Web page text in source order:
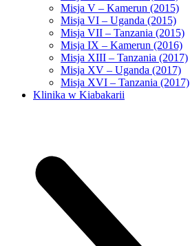
Misja V – Kamerun (2015)
Misja VI – Uganda (2015)
Misja VII – Tanzania (2015)
Misja IX – Kamerun (2016)
Misja XIII – Tanzania (2017)
Misja XV – Uganda (2017)
Misja XVI – Tanzania (2017)
Klinika w Kiabakarii